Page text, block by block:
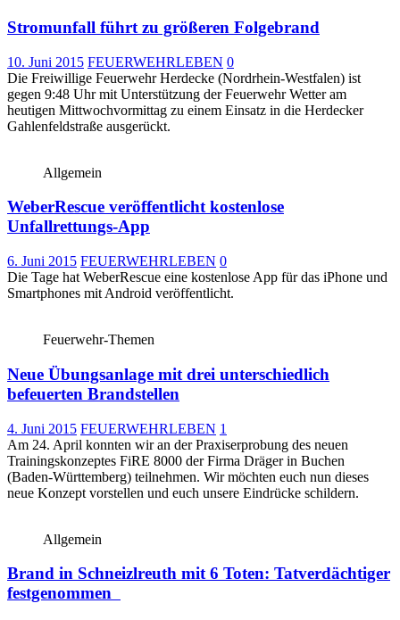
Stromunfall führt zu größeren Folgebrand
10. Juni 2015 FEUERWEHRLEBEN 0
Die Freiwillige Feuerwehr Herdecke (Nordrhein-Westfalen) ist
gegen 9:48 Uhr mit Unterstützung der Feuerwehr Wetter am
heutigen Mittwochvormittag zu einem Einsatz in die Herdecker
Gahlenfeldstraße ausgerückt.
Allgemein
WeberRescue veröffentlicht kostenlose
Unfallrettungs-App
6. Juni 2015 FEUERWEHRLEBEN 0
Die Tage hat WeberRescue eine kostenlose App für das iPhone und
Smartphones mit Android veröffentlicht.
Feuerwehr-Themen
Neue Übungsanlage mit drei unterschiedlich
befeuerten Brandstellen
4. Juni 2015 FEUERWEHRLEBEN 1
Am 24. April konnten wir an der Praxiserprobung des neuen
Trainingskonzeptes FiRE 8000 der Firma Dräger in Buchen
(Baden-Württemberg) teilnehmen. Wir möchten euch nun dieses
neue Konzept vorstellen und euch unsere Eindrücke schildern.
Allgemein
Brand in Schneizlreuth mit 6 Toten: Tatverdächtiger
festgenommen